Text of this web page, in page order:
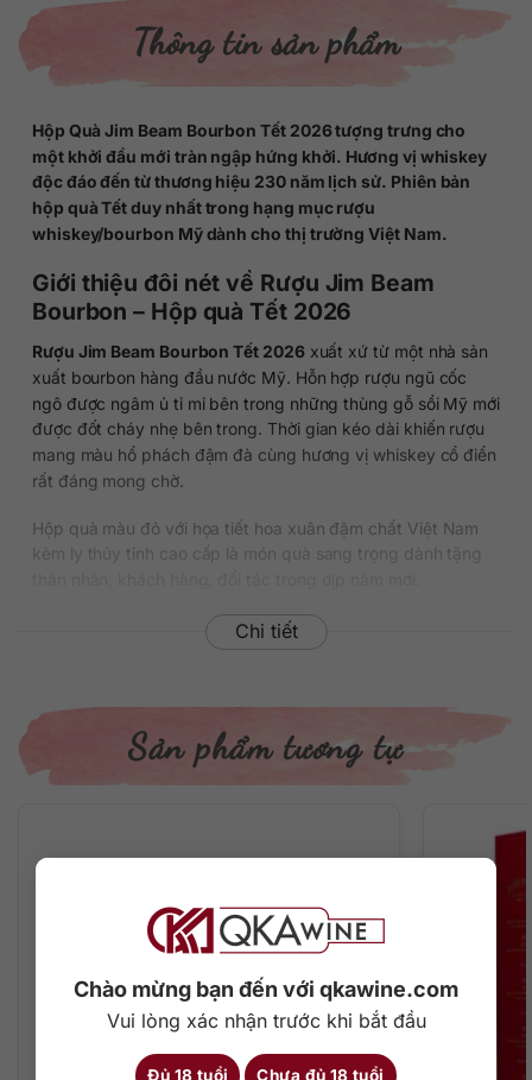
Chào mừng bạn đến với qkawine.com
Vui lòng xác nhận trước khi bắt đầu
Đủ 18 tuổi Chưa đủ 18 tuổi
Thông tin sản phẩm
Hộp Quà Jim Beam Bourbon Tết 2026 tượng trưng cho
một khởi đầu mới tràn ngập hứng khởi. Hương vị whiskey
độc đáo đến từ thương hiệu 230 năm lịch sử. Phiên bản
hộp quà Tết duy nhất trong hạng mục rượu
whiskey/bourbon Mỹ dành cho thị trường Việt Nam.
Giới thiệu đôi nét về Rượu Jim Beam
Bourbon – Hộp quà Tết 2026
Rượu Jim Beam Bourbon Tết 2026xuất xứ từ một nhà sản
xuất bourbon hàng đầu nước Mỹ. Hỗn hợp rượu ngũ cốc
ngô được ngâm ủ tỉ mỉ bên trong những thùng gỗ sồi Mỹ mới
được đốt cháy nhẹ bên trong. Thời gian kéo dài khiến rượu
mang màu hổ phách đậm đà cùng hương vị whiskey cổ điển
rất đáng mong chờ.
Hộp quà màu đỏ với họa tiết hoa xuân đậm chất Việt Nam
kèm ly thủy tinh cao cấp là món quà sang trọng dành tặng
Thông tin chi tiết về rượu
Nồng độ: 40%
Trên mũi ngập tràn hương thơm ngọt ngào của vani hòa
caramel cháy, kẹo bơ cứng và chút cay nhẹ của hạt tiêu
Trên miệng là kết cấu mượt mà với vị ngọt đặc trưng của
Chi tiết
Sản phẩm tương tự